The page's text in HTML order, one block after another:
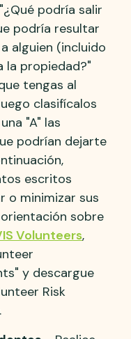
podría salir
podría resultar
alguien (incluido
la propiedad?"
tengas al
clasifícalos
"A" las
podrían dejarte
escritos
o minimizar sus
sobre
Volunteers,
y descargue
Risk